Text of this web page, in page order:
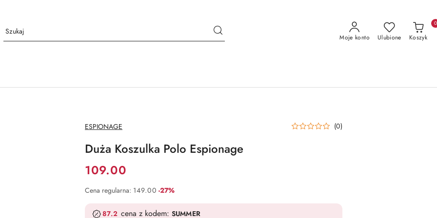
Moje konto Ulubione Koszyk
0
NAZWA
PRODUCENTA:
ESPIONAGE (0)
Duża Koszulka Polo Espionage
Cena:
109.00
Cena regularna: 149.00 Rabat:
-27%
87.2 cena z kodem: SUMMER